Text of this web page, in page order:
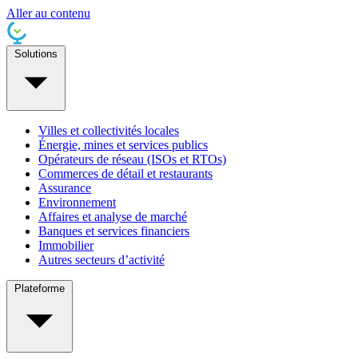
Aller au contenu
Villes et collectivités locales
Énergie, mines et services publics
Opérateurs de réseau (ISOs et RTOs)
Commerces de détail et restaurants
Assurance
Environnement
Affaires et analyse de marché
Banques et services financiers
Immobilier
Autres secteurs d’activité